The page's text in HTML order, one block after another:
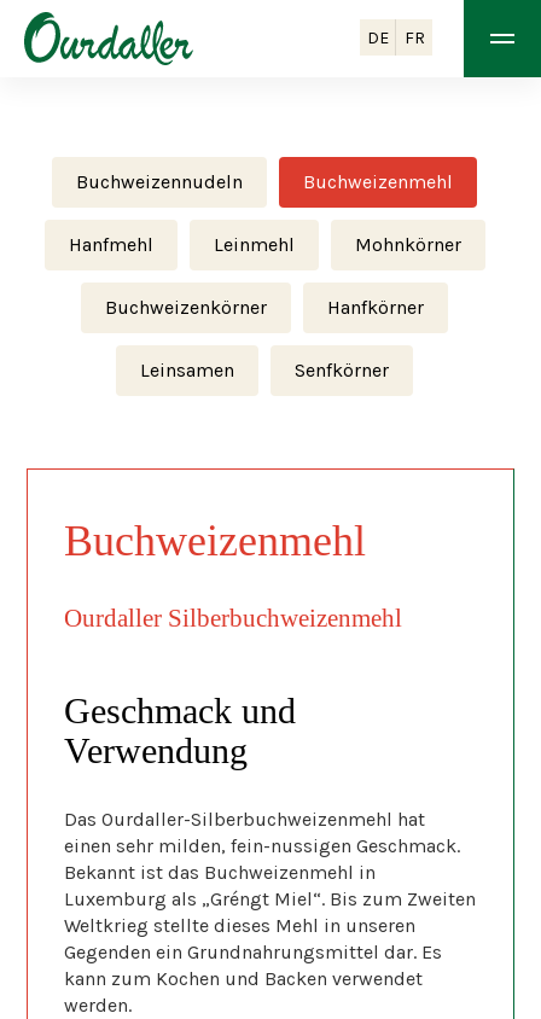
DE FR
Buchweizennudeln Buchweizenmehl
Hanfmehl Leinmehl Mohnkörner
Buchweizenkörner Hanfkörner
Leinsamen Senfkörner
Buchweizenmehl
Ourdaller Silberbuchweizenmehl
Geschmack und
Verwendung
Das Ourdaller-Silberbuchweizenmehl hat
einen sehr milden, fein-nussigen Geschmack.
Bekannt ist das Buchweizenmehl in
Luxemburg als „Gréngt Miel“. Bis zum Zweiten
Weltkrieg stellte dieses Mehl in unseren
Gegenden ein Grundnahrungsmittel dar. Es
kann zum Kochen und Backen verwendet
werden.